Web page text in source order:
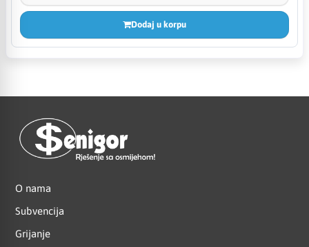
Dodaj u korpu
O nama
Subvencija
Grijanje